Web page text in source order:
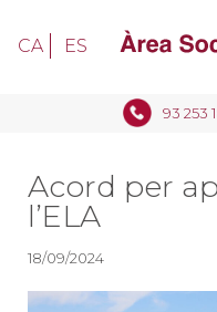
93 253
CA ES
Acord per
l’ELA
18/09/2024